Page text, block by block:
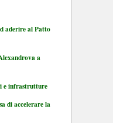
aderire al Patto
a
e infrastrutture
di accelerare la